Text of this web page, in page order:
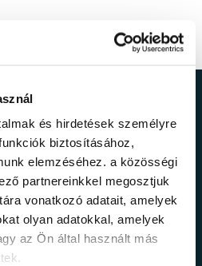
és hirdetések személyre
biztosításához,
elemzéséhez. a közösségi
partnereinkkel megosztjuk
vonatkozó adatait, amelyek
olyan adatokkal, amelyek
az Ön által használt más
le a
tanfolyamainkról,
és időszakos